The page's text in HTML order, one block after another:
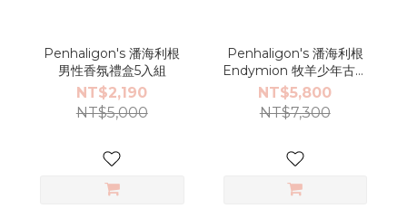
Penhaligon's 潘海利根
男性香氛禮盒5入組
NT$2,190
NT$5,000
Penhaligon's 潘海利根
Endymion 牧羊少年古龍
水 100ml
NT$5,800
NT$7,300